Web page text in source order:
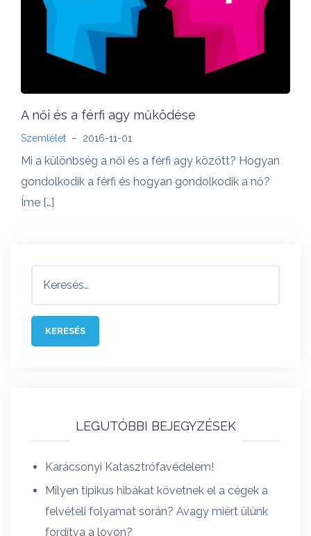
A női és a férfi agy működése
Szemlélet – 2016-11-01
Mi a különbség a női és a férfi agy között? Hogyan
gondolkodik a férfi és hogyan gondolkodik a nő?
Íme […]
LEGUTÓBBI BEJEGYZÉSEK
Karácsonyi Katasztrófavédelem!
Milyen tipikus hibákat követnek el a cégek a
felvételi folyamat során? Avagy miért ülünk
fordítva a lovon?